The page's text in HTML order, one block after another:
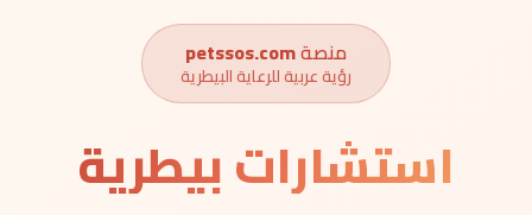
منصةpetssos.com
رؤية عربية للرعاية البيطرية
استشارات بيطرية